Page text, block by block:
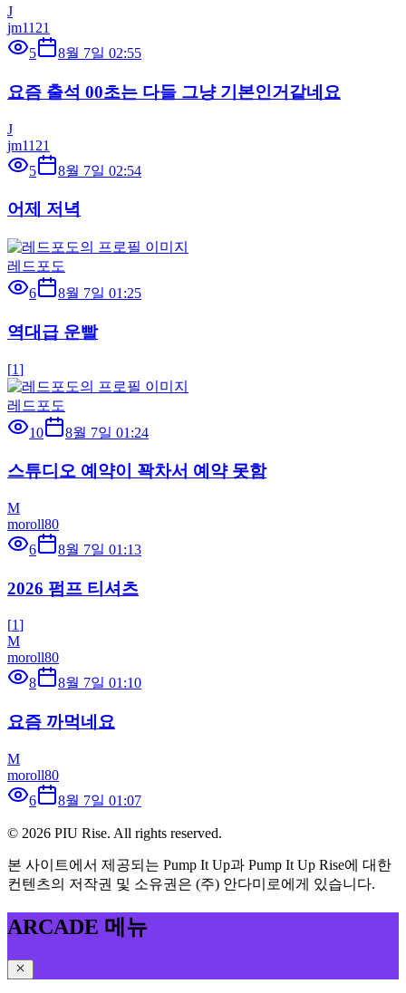
J
jm1121
5
8월 7일 02:55
요즘 출석 00초는 다들 그냥 기본인거같네요
J
jm1121
5
8월 7일 02:54
어제 저녁
레드포도
6
8월 7일 01:25
역대급 운빨
[1]
레드포도
10
8월 7일 01:24
스튜디오 예약이 꽉차서 예약 못함
M
moroll80
6
8월 7일 01:13
2026 펌프 티셔츠
[1]
M
moroll80
8
8월 7일 01:10
요즘 까먹네요
M
moroll80
6
8월 7일 01:07
© 2026 PIU Rise. All rights reserved.
본 사이트에서 제공되는 Pump It Up과 Pump It Up Rise에 대한
컨텐츠의 저작권 및 소유권은 (주) 안다미로에게 있습니다.
ARCADE 메뉴